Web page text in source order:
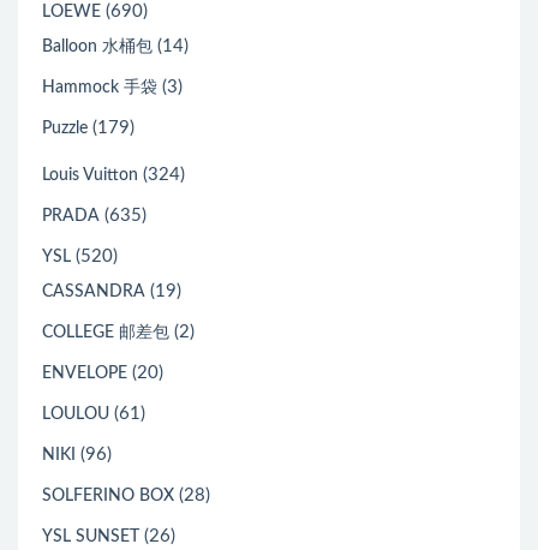
LOEWE (690)
Balloon 水桶包 (14)
Hammock 手袋 (3)
Puzzle (179)
Louis Vuitton (324)
PRADA (635)
YSL (520)
CASSANDRA (19)
COLLEGE 邮差包 (2)
ENVELOPE (20)
LOULOU (61)
NIKI (96)
SOLFERINO BOX (28)
YSL SUNSET (26)